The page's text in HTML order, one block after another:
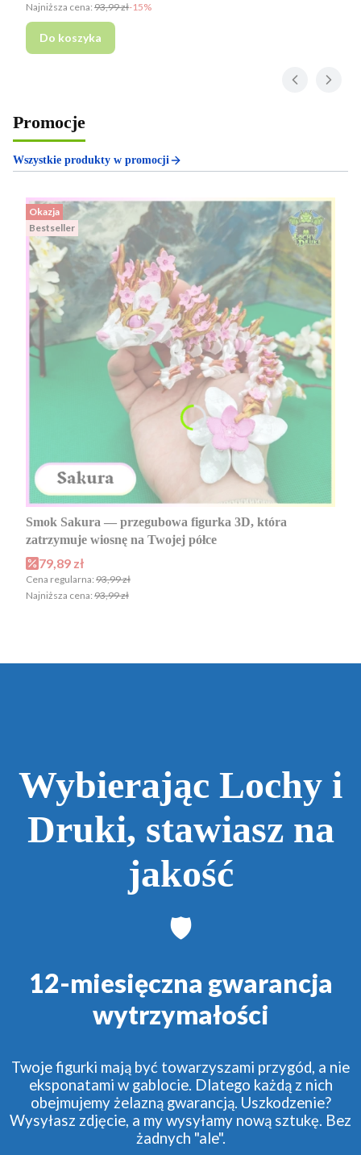
Najniższa cena: 93,99 zł-15%
Do koszyka
Promocje
Wszystkie produkty w promocji
Okazja
Bestseller
Smok Sakura — przegubowa figurka 3D, która
zatrzymuje wiosnę na Twojej półce
Cena promocyjna
79,89 zł
Cena regularna: 93,99 zł
Najniższa cena: 93,99 zł
Wybierając Lochy i
Druki, stawiasz na
jakość
🛡️
12-miesięczna gwarancja
wytrzymałości
Twoje figurki mają być towarzyszami przygód, a nie
eksponatami w gablocie. Dlatego każdą z nich
obejmujemy żelazną gwarancją. Uszkodzenie?
Wysyłasz zdjęcie, a my wysyłamy nową sztukę. Bez
żadnych "ale".